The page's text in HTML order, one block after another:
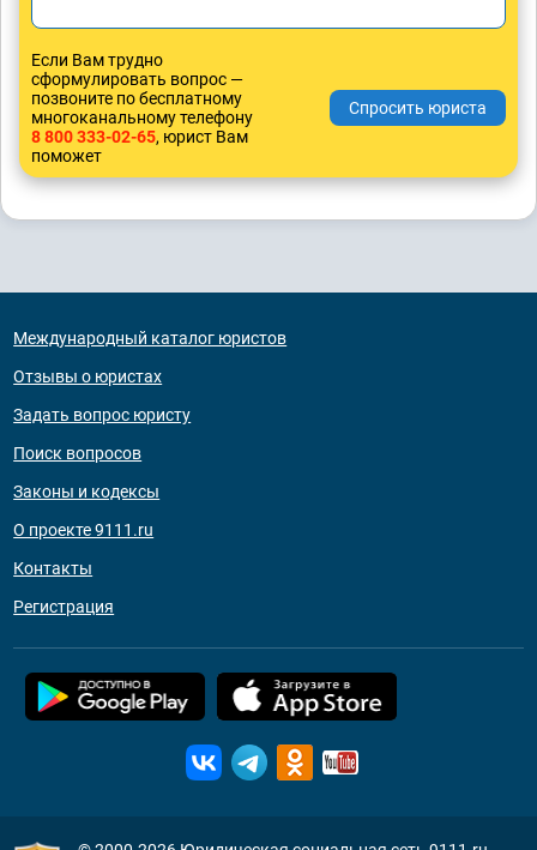
Если Вам трудно
сформулировать вопрос —
позвоните по бесплатному
многоканальному телефону
8 800 333-02-65, юрист Вам
поможет
Международный каталог юристов
Отзывы о юристах
Задать вопрос юристу
Поиск вопросов
Законы и кодексы
О проекте 9111.ru
Контакты
Регистрация